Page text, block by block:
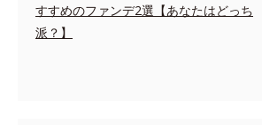
すすめのファンデ2選【あなたはどっち
派？】